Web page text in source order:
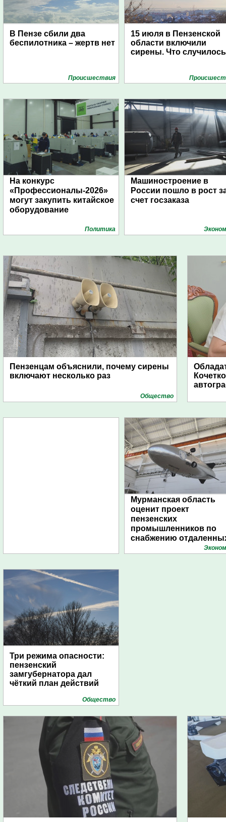
В Пензе сбили два
беспилотника – жертв нет
Проиcшествия
15 июля в Пензенской
области включили
сирены. Что
На конкурс
«Профессионалы-2026»
могут закупить китайское
оборудование
Политика
Машиностроение в
России пошло в рост
счет госзаказа
Пензенцам объяснили, почему сирены
включают несколько раз
Общество
Мурманская область
оценит проект
пензенских
промышленников по
снабжению
поселений с помощью
Три режима опасности:
пензенский
замгубернатора дал
чёткий план действий
Общество